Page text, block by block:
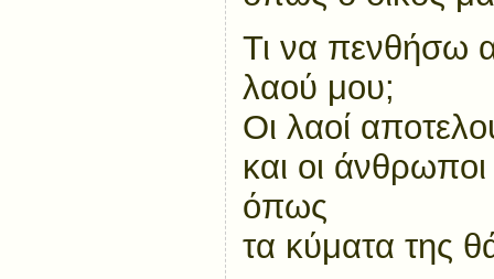
Τι να πενθήσω
λαού μου;
Οι λαοί
και οι
όπως
τα κύματα της